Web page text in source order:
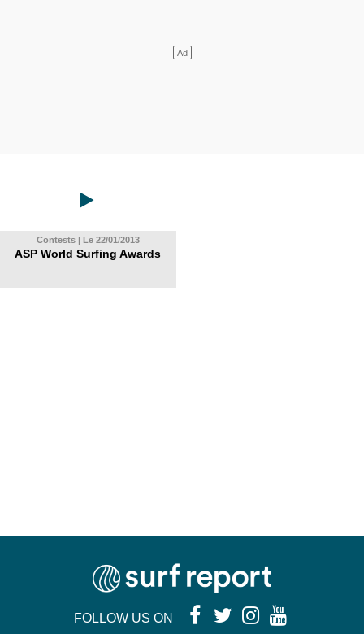
Contests | Le 22/01/2013
ASP World Surfing Awards
FOLLOW US ON